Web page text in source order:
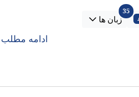
زبان ها
35زبان ها
ادامه مطلب